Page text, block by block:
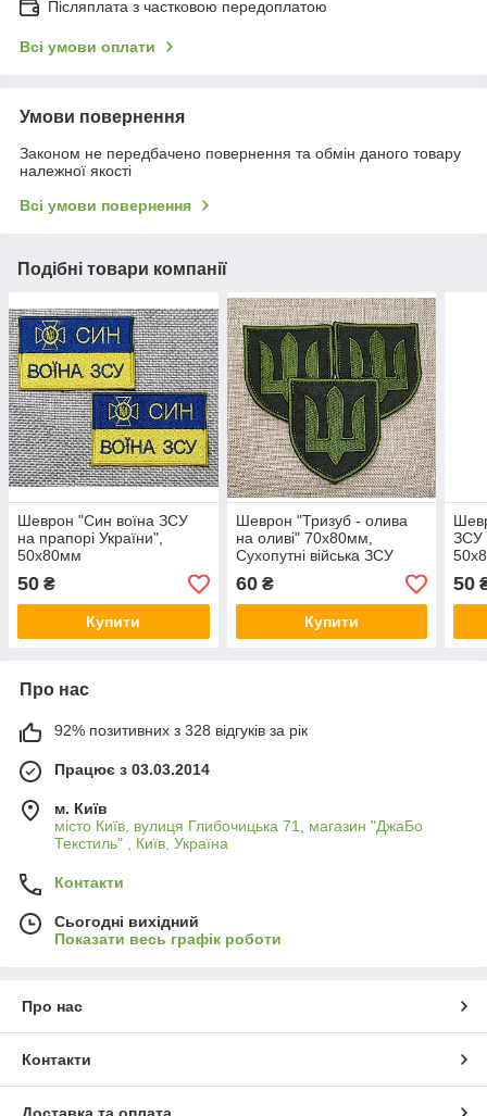
Післяплата з частковою передоплатою
Всі умови оплати
Умови повернення
Законом не передбачено повернення та обмін даного товару
належної якості
Всі умови повернення
Подібні товари компанії
Шеврон "Син воїна ЗСУ
на прапорі України",
50х80мм
50 ₴
Купити
Шеврон "Тризуб - олива
на оливі" 70х80мм,
Сухопутні війська ЗСУ
60₴
Купити
ЗСУ
50
Про нас
92% позитивних з 328 відгуків за рік
Працює з 03.03.2014
м. Київ
місто Київ, вулиця Глибочицька 71, магазин "ДжаБо
Текстиль" , Київ, Україна
Контакти
Сьогодні вихідний
Показати весь графік роботи
Про нас
Контакти